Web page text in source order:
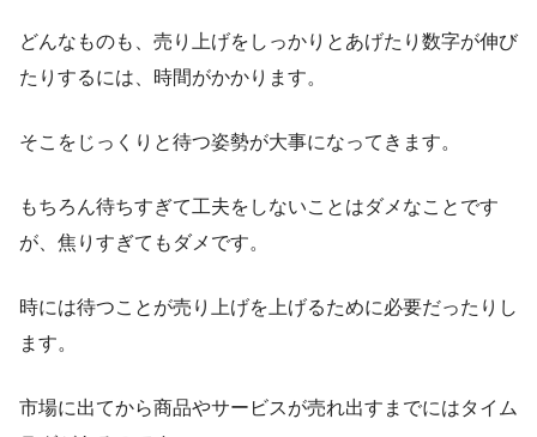
どんなものも、売り上げをしっかりとあげたり数字が伸び
たりするには、時間がかかります。
そこをじっくりと待つ姿勢が大事になってきます。
もちろん待ちすぎて工夫をしないことはダメなことです
が、焦りすぎてもダメです。
時には待つことが売り上げを上げるために必要だったりし
ます。
市場に出てから商品やサービスが売れ出すまでにはタイム